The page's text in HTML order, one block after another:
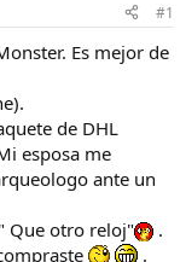
#1
Es mejor de
de DHL
esposa me
ante un
" Que otro reloj"
.
.